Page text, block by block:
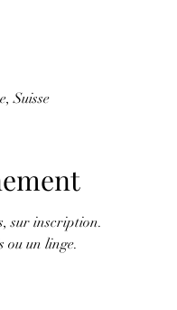
Suisse
sur inscription.
ou un linge.